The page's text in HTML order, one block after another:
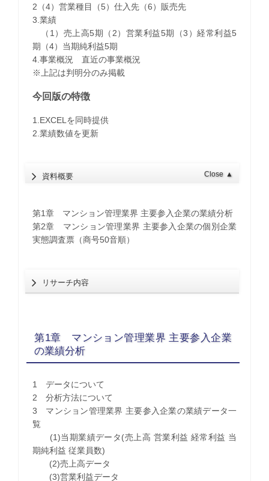
2（4）営業種目（5）仕入先（6）販売先
3.業績
（1）売上高5期（2）営業利益5期（3）経常利益5
期（4）当期純利益5期
4.事業概況 直近の事業概況
※上記は判明分のみ掲載
今回版の特徴
1.EXCELを同時提供
2.業績数値を更新
資料概要 Close ▲
第1章 マンション管理業界 主要参入企業の業績分析
第2章 マンション管理業界 主要参入企業の個別企業
実態調査票（商号50音順）
リサーチ内容
第1章 マンション管理業界 主要参入企業
の業績分析
1 データについて
2 分析方法について
3 マンション管理業界 主要参入企業の業績データ一
覧
(1)当期業績データ(売上高 営業利益 経常利益 当
期純利益 従業員数)
(2)売上高データ
(3)営業利益データ